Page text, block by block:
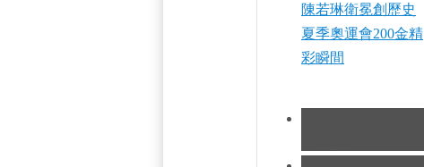
陳若琳衛冕創歷史
夏季奧運會200金精
彩瞬間